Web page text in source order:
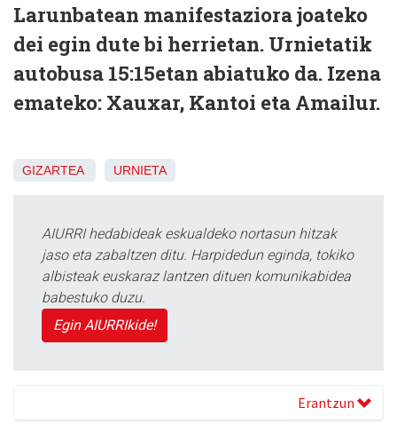
Larunbatean manifestaziora joateko
dei egin dute bi herrietan. Urnietatik
autobusa 15:15etan abiatuko da. Izena
emateko: Xauxar, Kantoi eta Amailur.
GIZARTEA URNIETA
AIURRI hedabideak eskualdeko nortasun hitzak
jaso eta zabaltzen ditu. Harpidedun eginda, tokiko
albisteak euskaraz lantzen dituen komunikabidea
babestuko duzu.
Egin AIURRIkide!
Erantzun